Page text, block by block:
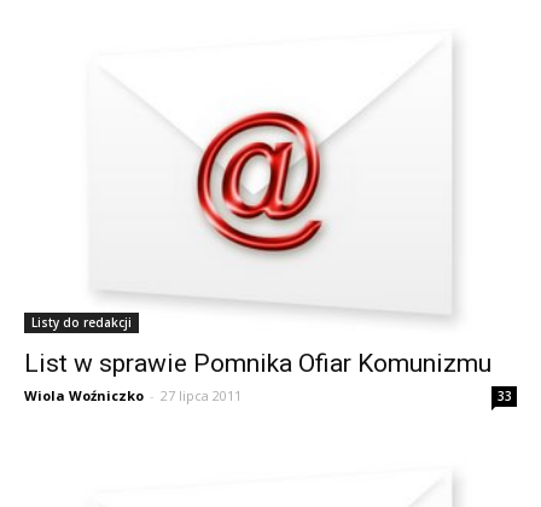
Listy do redakcji
List w sprawie Pomnika Ofiar Komunizmu
Wiola Woźniczko - 27 lipca 2011 33